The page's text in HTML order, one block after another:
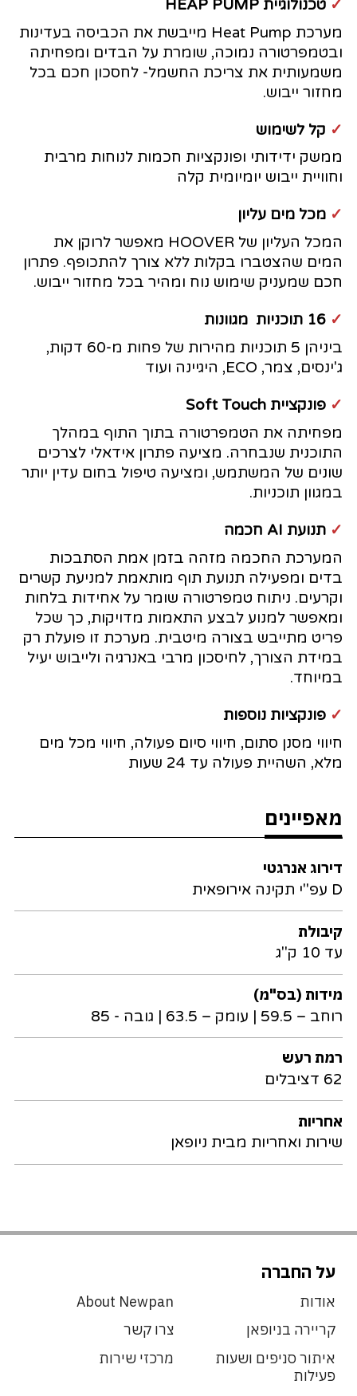
✓ טכנולוגיית HEAP PUMP
מערכת Heat Pump מייבשת את הכביסה בעדינות
ובטמפרטורה נמוכה, שומרת על הבדים ומפחיתה
משמעותית את צריכת החשמל- לחסכון חכם בכל
מחזור ייבוש.
✓ קל לשימוש
ממשק ידידותי ופונקציות חכמות לנוחות מרבית
וחוויית ייבוש יומיומית קלה
✓ מכל מים עליון
המכל העליון של HOOVER מאפשר לרוקן את
המים שהצטברו בקלות ללא צורך להתכופף. פתרון
חכם שמעניק שימוש נוח ומהיר בכל מחזור ייבוש.
✓ 16 תוכניות מגוונות
ביניהן 5 תוכניות מהירות של פחות מ-60 דקות,
ג'ינסים, צמר, ECO, היגיינה ועוד
✓ פונקציית Soft Touch
מפחיתה את הטמפרטורה בתוך התוף במהלך
התוכנית שנבחרה. מציעה פתרון אידאלי לצרכים
שונים של המשתמש, ומציעה טיפול בחום עדין יותר
במגוון תוכניות.
✓ תנועת AI חכמה
המערכת החכמה מזהה בזמן אמת הסתבכות
בדים ומפעילה תנועת תוף מותאמת למניעת קשרים
וקרעים. ניתוח טמפרטורה שומר על אחידות בלחות
ומאפשר למנוע לבצע התאמות מדויקות, כך שכל
פריט מתייבש בצורה מיטבית. מערכת זו פועלת רק
במידת הצורך, לחיסכון מרבי באנרגיה ולייבוש יעיל
במיוחד.
✓ פונקציות נוספות
חיווי מסנן סתום, חיווי סיום פעולה, חיווי מכל מים
מלא, השהיית פעולה עד 24 שעות
מאפיינים
דירוג אנרגטי
D עפ"י תקינה אירופאית
קיבולת
עד 10 ק"ג
מידות (בס"מ)
רוחב – 59.5 | עומק – 63.5 | גובה - 85
רמת רעש
62 דציבלים
אחריות
שירות ואחריות מבית ניופאן
על החברה
אודות
About Newpan
קריירה בניופאן
צרו קשר
איתור סניפים ושעות
פעילות
מרכזי שירות